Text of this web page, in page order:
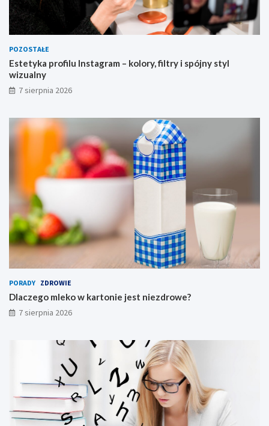
POZOSTAŁE
Estetyka profilu Instagram – kolory, filtry i spójny styl
wizualny
7 sierpnia 2026
PORADY ZDROWIE
Dlaczego mleko w kartonie jest niezdrowe?
7 sierpnia 2026